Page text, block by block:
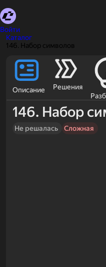
Войти
Каталог
146. Набор символов
Описание
Решения
146. Набор
Не решалась Сложная